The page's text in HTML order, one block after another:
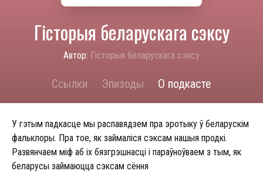
Гісторыя беларускага сэксу
Автор: Гісторыя беларускага сэксу
Ссылки Эпизоды О подкасте
У гэтым падкасце мы распавядзем пра эротыку ў беларускім
фальклоры. Пра тое, як займаліся сэксам нашыя продкі.
Развянчаем міф аб іх бязгрэшнасці і параўноўваем з тым, як
беларусы займаюцца сэксам сёння